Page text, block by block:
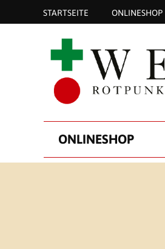
STARTSEITE ONLINESHOP
ONLINESHOP